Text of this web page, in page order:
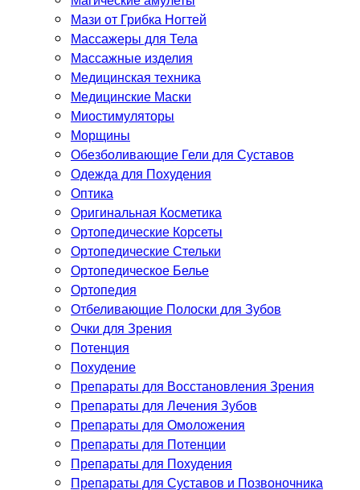
Мази от Грибка Ногтей
Массажеры для Тела
Массажные изделия
Медицинская техника
Медицинские Маски
Миостимуляторы
Морщины
Обезболивающие Гели для Суставов
Одежда для Похудения
Оптика
Оригинальная Косметика
Ортопедические Корсеты
Ортопедические Стельки
Ортопедическое Белье
Ортопедия
Отбеливающие Полоски для Зубов
Очки для Зрения
Потенция
Похудение
Препараты для Восстановления Зрения
Препараты для Лечения Зубов
Препараты для Омоложения
Препараты для Потенции
Препараты для Похудения
Препараты для Суставов и Позвоночника